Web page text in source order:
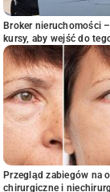
Broker nieruchomości
kursy, aby wejść do
Przegląd zabiegów na
chirurgiczne i